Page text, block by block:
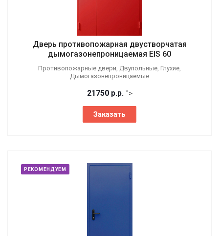
Дверь противопожарная двустворчатая
дымогазонепроницаемая EIS 60
Противопожарные двери, Двупольные, Глухие,
Дымогазонепроницаемые
21750 р.р. ">
Заказать
РЕКОМЕНДУЕМ